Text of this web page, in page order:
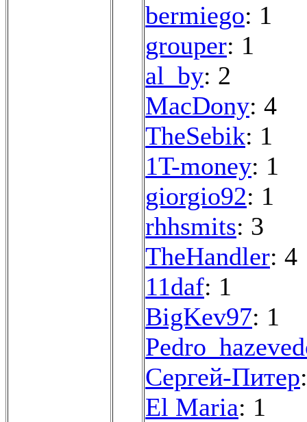
bermiego: 1
grouper: 1
al_by: 2
MacDony: 4
TheSebik: 1
1T-money: 1
giorgio92: 1
rhhsmits: 3
TheHandler: 4
11daf: 1
BigKev97: 1
Сергей-Питер
El Maria: 1